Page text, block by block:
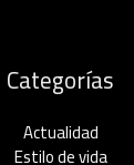
Categorías
Actualidad
Estilo de vida